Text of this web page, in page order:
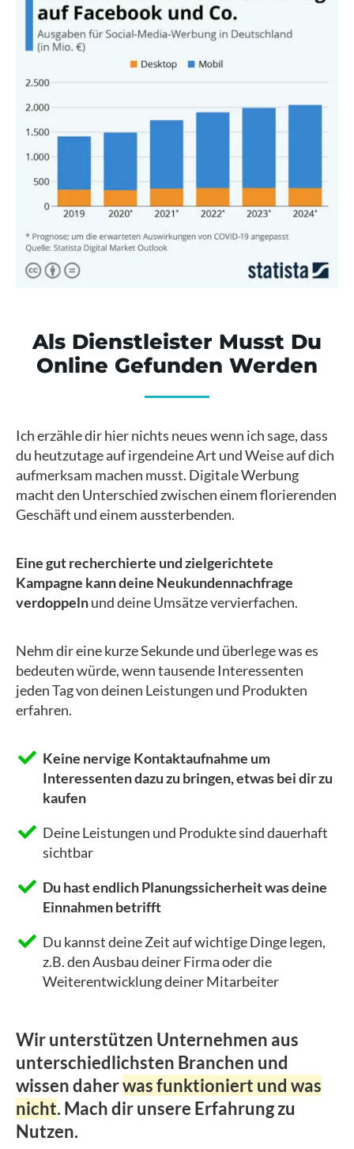
Als Dienstleister Musst Du
Online Gefunden Werden
Ich erzähle dir hier nichts neues wenn ich sage, dass
du heutzutage auf irgendeine Art und Weise auf dich
aufmerksam machen musst. Digitale Werbung
macht den Unterschied zwischen einem florierenden
Geschäft und einem aussterbenden.
Eine gut recherchierte und zielgerichtete
Kampagne kann deine Neukundennachfrage
verdoppelnund deine Umsätze vervierfachen.
Nehm dir eine kurze Sekunde und überlege was es
bedeuten würde, wenn tausende Interessenten
jeden Tag von deinen Leistungen und Produkten
erfahren.
Keine nervige Kontaktaufnahme um
Interessenten dazu zu bringen, etwas bei dir zu
kaufen
Deine Leistungen und Produkte sind dauerhaft
sichtbar
Du hast endlich Planungssicherheit was deine
Einnahmen betrifft
Du kannst deine Zeit auf wichtige Dinge legen,
z.B. den Ausbau deiner Firma oder die
Weiterentwicklung deiner Mitarbeiter
Wir unterstützen Unternehmen aus
unterschiedlichsten Branchen und
wissen daherwas funktioniert und was
nicht. Mach dir unsere Erfahrung zu
Nutzen.